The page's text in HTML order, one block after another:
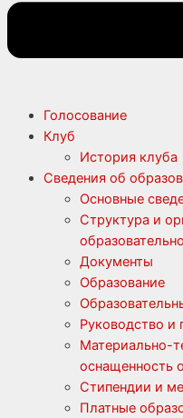
Голосование
Клуб
История клуба
Сведения об
Основные
Структура и
Документы
Образование
Руководство и
Материально-
оснащенность
Стипендии и
Платные